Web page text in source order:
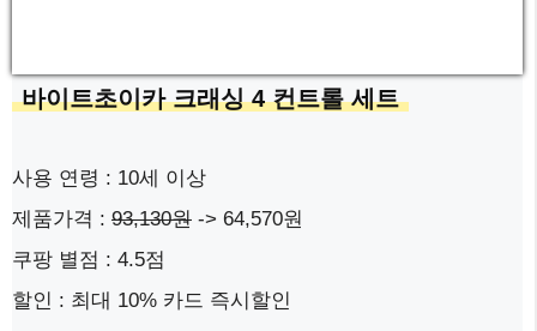
바이트초이카 크래싱 4 컨트롤 세트
사용 연령 : 10세 이상
제품가격 : 93,130원 -> 64,570원
쿠팡 별점 : 4.5점
할인 : 최대 10% 카드 즉시할인